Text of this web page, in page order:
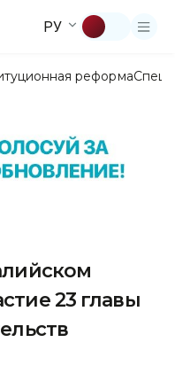
РУ
реформа
23 главы